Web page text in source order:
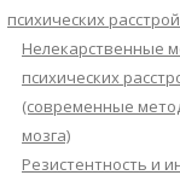
психических
Нелекарственные
психических
(современные
мозга)
Резистентность и